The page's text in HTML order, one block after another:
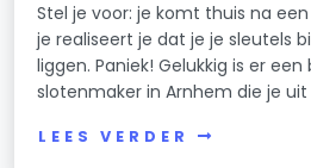
Stel je voor: je komt thuis na
je realiseert je dat je je sleutels
liggen. Paniek! Gelukkig is er
slotenmaker in Arnhem die je
LEES VERDER